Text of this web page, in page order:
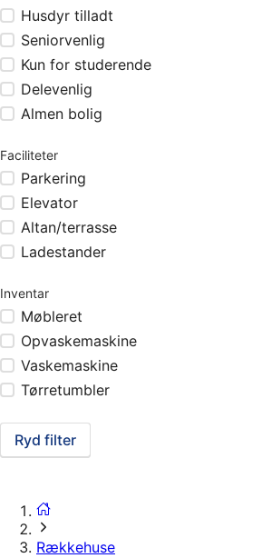
Husdyr tilladt
Seniorvenlig
Kun for studerende
Delevenlig
Almen bolig
Faciliteter
Parkering
Elevator
Altan/terrasse
Ladestander
Inventar
Møbleret
Opvaskemaskine
Vaskemaskine
Tørretumbler
Ryd filter
Rækkehuse